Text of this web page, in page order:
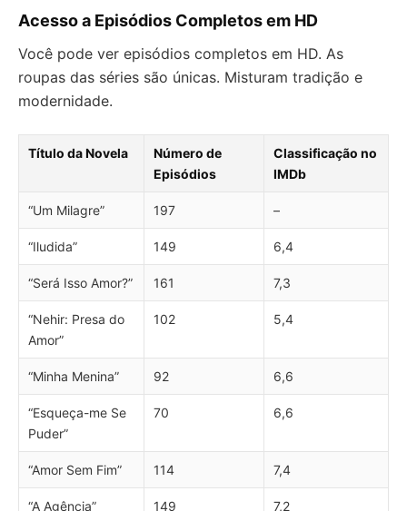
Acesso a Episódios Completos em HD
Você pode ver episódios completos em HD. As
roupas das séries são únicas. Misturam tradição e
modernidade.
Título da Novela
Número de
Episódios
Classificação no
IMDb
“Um Milagre” 197 –
“Iludida” 149 6,4
“Será Isso Amor?” 161 7,3
“Nehir: Presa do
Amor”
102 5,4
“Minha Menina” 92 6,6
“Esqueça-me Se
Puder”
70 6,6
“Amor Sem Fim” 114 7,4
“A Agência” 149 7,2